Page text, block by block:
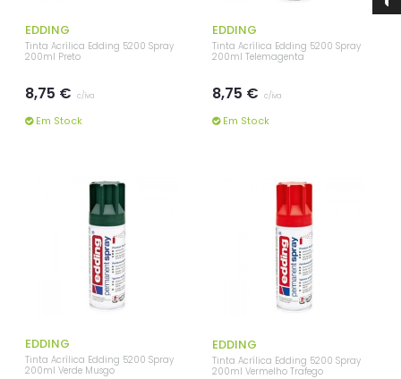
EDDING
Tinta Acrílica Edding 5200 Spray
200ml Preto
8,75 € c/iva
Em Stock
EDDING
Tinta Acrílica Edding 5200 Spray
200ml Telemagenta
8,75 € c/iva
Em Stock
EDDING
Tinta Acrílica Edding 5200 Spray
200ml Verde Musgo
EDDING
Tinta Acrílica Edding 5200 Spray
200ml Vermelho Trafego